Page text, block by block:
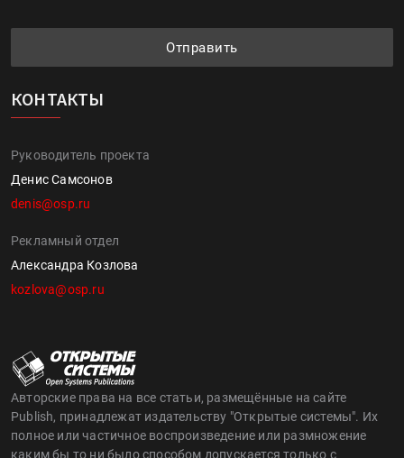
Отправить
КОНТАКТЫ
Руководитель проекта
Денис Самсонов
denis@osp.ru
Рекламный отдел
Александра Козлова
kozlova@osp.ru
Авторские права на все статьи, размещённые на сайте
Publish, принадлежат издательству "Открытые системы". Их
полное или частичное воспроизведение или размножение
каким бы то ни было способом допускается только с